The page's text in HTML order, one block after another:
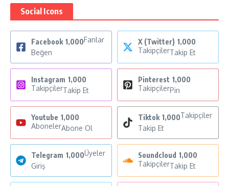
Social Icons
Facebook 1,000Fanlar
Beğen
X (Twitter) 1,000
TakipçilerTakip Et
Instagram 1,000
TakipçilerTakip Et
Pinterest 1,000
TakipçilerPin
Youtube 1,000
AbonelerAbone Ol
Tiktok 1,000Takipçiler
Takip Et
Telegram 1,000Üyeler
Giriş
Soundcloud 1,000
TakipçilerTakip Et